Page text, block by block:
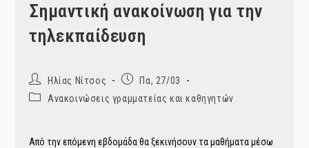
Σημαντική ανακοίνωση για την
τηλεκπαίδευση
Post
author:
Ηλίας Νίτσος
PostΠα, 27/03
PostΑνακοινώσεις γραμματείας και καθηγητών
Από την επόμενη εβδομάδα θα ξεκινήσουν τα μαθήματα μέσω